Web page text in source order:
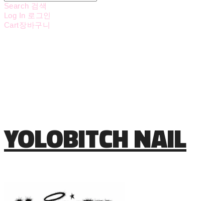
Search 검색
Log In 로그인
Cart장바구니
YOLOBITCH NAIL